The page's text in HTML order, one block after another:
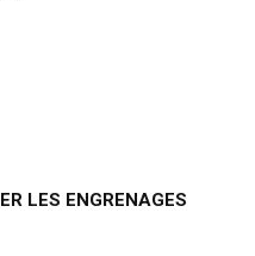
LES ENGRENAGES